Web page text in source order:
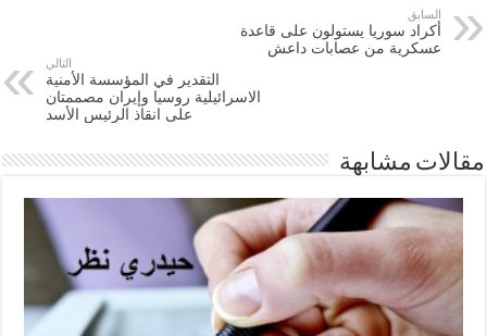
السابق
أكراد سوريا يستولون على قاعدة
عسكرية من عصابات داعش
التالي
التقدير في المؤسسة الأمنية
الاسرائيلية روسيا وإيران مصممتان
على انقاذ الرئيس الأسد
مقالات مشابهة